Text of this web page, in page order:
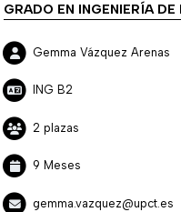
GRADO EN INGENIERÍA
Gemma Vázquez Arenas
ING B2
2 plazas
9 Meses
gemma.vazquez@upct.es